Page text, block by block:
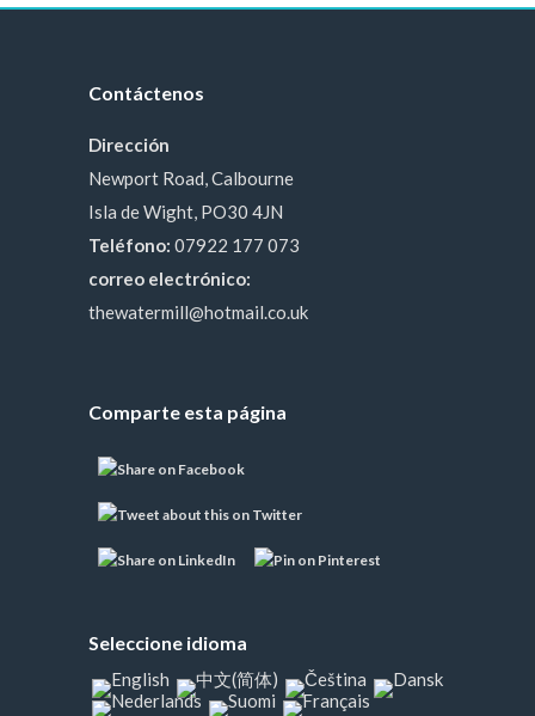
Contáctenos
Dirección
Newport Road, Calbourne
Isla de Wight, PO30 4JN
Teléfono: 07922 177 073
correo electrónico:
thewatermill@hotmail.co.uk
Comparte esta página
Seleccione idioma